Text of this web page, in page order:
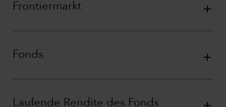
Frontiermarkt
Fonds
Laufende Rendite des Fonds